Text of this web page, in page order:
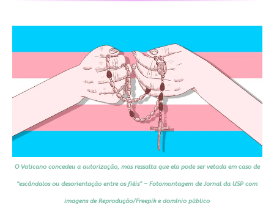
O Vaticano concedeu a autorização, mas ressalta que ela pode ser vetada em caso de
“escândalos ou desorientação entre os fiéis” – Fotomontagem deJornal da USP com
imagens de Reprodução/Freepik e domínio público